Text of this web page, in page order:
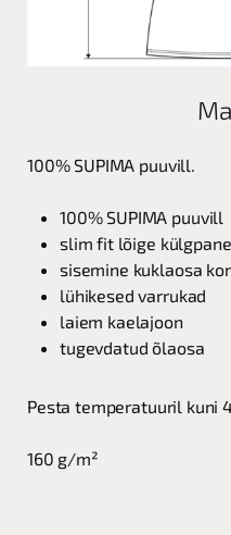
100% SUPIMA puuvill.
100% SUPIMA puuvill
slim fit lõige
sisemine kuklaosa
lühikesed varrukad
laiem kaelajoon
tugevdatud õlaosa
Pesta temperatuuril kuni
160 g/m²